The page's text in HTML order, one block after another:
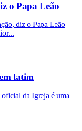
o Papa Leão
diz o Papa Leão
latim
da Igreja é uma